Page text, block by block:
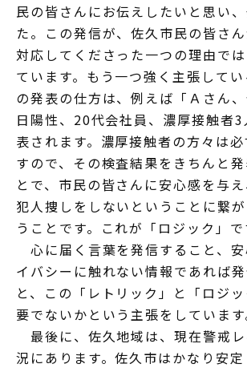
民の皆さんにお伝えしたいと思い
た。この発信が、佐久市民の皆さ
対応してくださった一つの理由で
ています。もう一つ強く主張して
の発表の仕方は、例えば「Ａさん
日陽性、20代会社員、濃厚接触者3
表されます。濃厚接触者の方々は
すので、その検査結果をきちんと
とで、市民の皆さんに安心感を与
犯人捜しをしないということに繋
うことです。これが「ロジック」で
心に届く言葉を発信すること、安
イバシーに触れない情報であれば
と、この「レトリック」と「ロジ
要でないかという主張をしています
最後に、佐久地域は、現在警戒
況にあります。佐久市はかなり安